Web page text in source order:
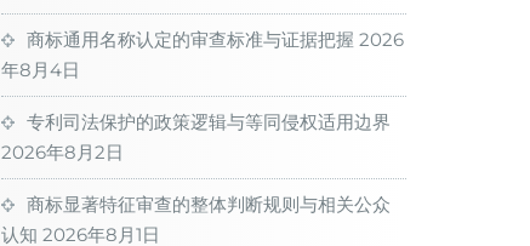
商标通用名称认定的审查标准与证据把握 2026
年8月4日
专利司法保护的政策逻辑与等同侵权适用边界
2026年8月2日
商标显著特征审查的整体判断规则与相关公众
认知 2026年8月1日